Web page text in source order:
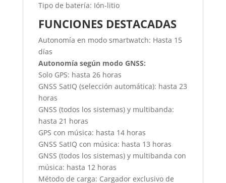
Tipo de batería: Ión-litio
FUNCIONES DESTACADAS
Autonomía en modo smartwatch: Hasta 15
días
Autonomía según modo GNSS:
Solo GPS: hasta 26 horas
GNSS SatIQ (selección automática): hasta 23
horas
GNSS (todos los sistemas) y multibanda:
hasta 21 horas
GPS con música: hasta 14 horas
GNSS SatIQ con música: hasta 13 horas
GNSS (todos los sistemas) y multibanda con
música: hasta 12 horas
Método de carga: Cargador exclusivo de